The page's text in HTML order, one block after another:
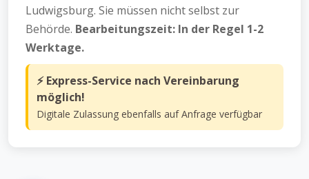
Ludwigsburg. Sie müssen nicht selbst zur
Behörde. Bearbeitungszeit: In der Regel 1-2
Werktage.
⚡ Express-Service nach Vereinbarung
möglich!
Digitale Zulassung ebenfalls auf Anfrage verfügbar